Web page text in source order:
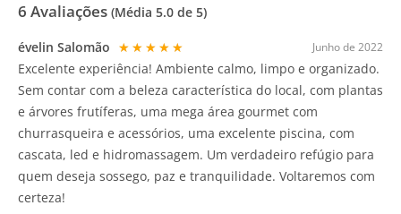
6 Avaliações (Média 5.0 de 5)
Junho de 2022
évelin Salomão ★★★★★
Excelente experiência! Ambiente calmo, limpo e organizado.
Sem contar com a beleza característica do local, com plantas
e árvores frutíferas, uma mega área gourmet com
churrasqueira e acessórios, uma excelente piscina, com
cascata, led e hidromassagem. Um verdadeiro refúgio para
quem deseja sossego, paz e tranquilidade. Voltaremos com
certeza!